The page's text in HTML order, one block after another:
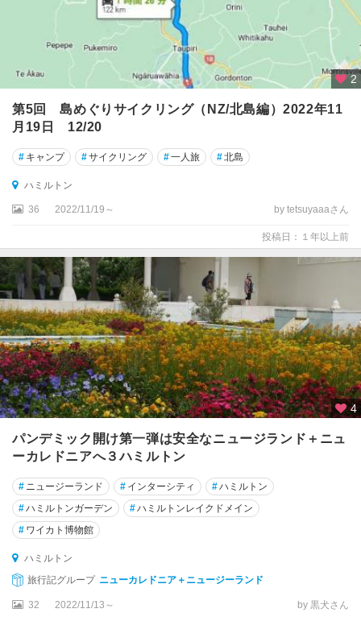
ウ
エ
ス
ラ
ド
国
園
周
辺
エ
イ
ベ
ル
・
タ
マ
国
立
公
園
辺
オ
2
第5回 島めぐりサイクリング（NZ/北島編）2022年11
月19日 12/20
# キャンプ #サイクリング #一人旅 #北島
ハミルトン
36 2022/11/19～ by tetsuyaaaさん
投稿日：１年以上前
4
パンデミック開け第一弾は安全なニュージランド＋ニュ
ーカレドニアへ３ハミルトン
# ニュージーランド # インターシティ #ハミルトン
#ハミルトンガーデン #ハミルトンレイクドメイン
# ワイカト博物館
ハミルトン
旅行記グループ ニューカレドニア＋ニュージーランド
32 2022/11/13～ by 黒犬さん